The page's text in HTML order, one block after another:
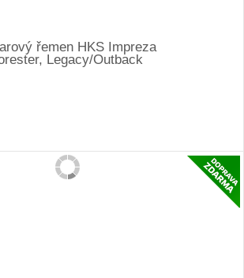
řemen HKS Impreza
Legacy/Outback